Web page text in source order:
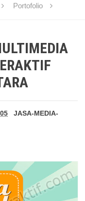
Portofolio
JASA-MEDIA-